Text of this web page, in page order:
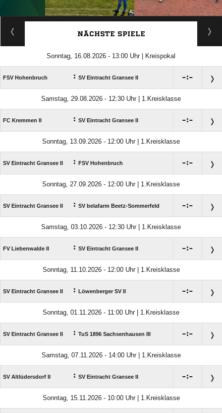
ANZEIGE
NÄCHSTE SPIELE
Sonntag, 16.08.2026 - 13:00 Uhr | Kreispokal
FSV Hohenbruch : SV Eintracht Gransee II :
Samstag, 29.08.2026 - 12:30 Uhr | 1.Kreisklasse
FC Kremmen II : SV Eintracht Gransee II :
Sonntag, 13.09.2026 - 12:00 Uhr | 1.Kreisklasse
SV Eintracht Gransee II : FSV Hohenbruch :
Sonntag, 27.09.2026 - 12:00 Uhr | 1.Kreisklasse
SV Eintracht Gransee II : SV belafarm Beetz-Sommerfeld :
Samstag, 03.10.2026 - 12:30 Uhr | 1.Kreisklasse
FV Liebenwalde II : SV Eintracht Gransee II :
Sonntag, 11.10.2026 - 12:00 Uhr | 1.Kreisklasse
SV Eintracht Gransee II : Löwenberger SV II :
Sonntag, 01.11.2026 - 11:00 Uhr | 1.Kreisklasse
SV Eintracht Gransee II : TuS 1896 Sachsenhausen III :
Samstag, 07.11.2026 - 14:00 Uhr | 1.Kreisklasse
SV Altlüdersdorf II : SV Eintracht Gransee II :
Sonntag, 15.11.2026 - 10:00 Uhr | 1.Kreisklasse